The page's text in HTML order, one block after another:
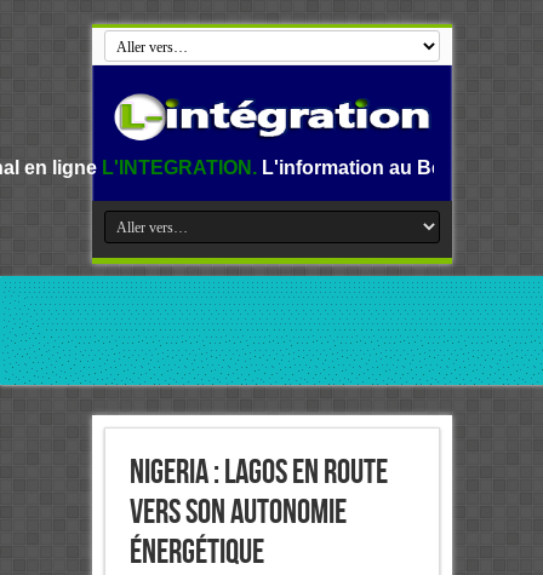
L'information au Benin, en Afrique et dans
Nigeria : Lagos en route
vers son autonomie
énergétique